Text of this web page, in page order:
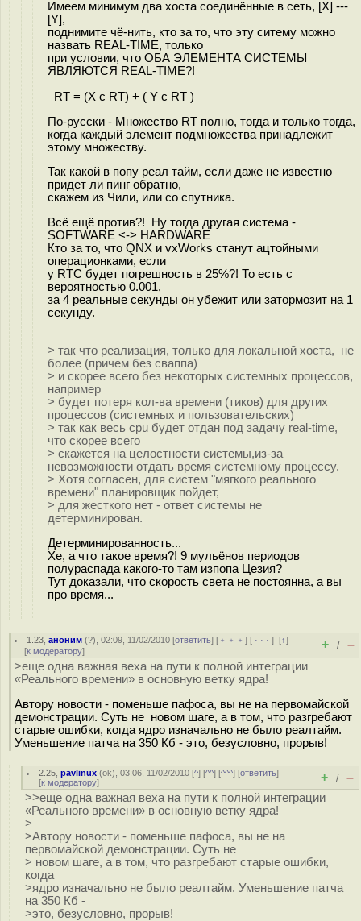
Имеем минимум два хоста соединённые в сеть, [X] ---
[Y],
поднимите чё-нить, кто за то, что эту ситему можно
назвать REAL-TIME, только
при условии, что ОБА ЭЛЕМЕНТА СИСТЕМЫ
ЯВЛЯЮТСЯ REAL-TIME?!
RT = (X c RT) + ( Y c RT )
По-русски - Множество RT полно, тогда и только тогда,
когда каждый элемент подмножества принадлежит
этому множеству.
Так какой в попу реал тайм, если даже не известно
придет ли пинг обратно,
скажем из Чили, или со спутника.
Всё ещё против?! Ну тогда другая система -
SOFTWARE <-> HARDWARE
Кто за то, что QNX и vxWorks станут ацтойными
операционками, если
у RTC будет погрешность в 25%?! То есть с
вероятностью 0.001,
за 4 реальные секунды он убежит или затормозит на 1
секунду.
> так что реализация, только для локальной хоста, не
более (причем без сваппа)
> и скорее всего без некоторых системных процессов,
например
> будет потеря кол-ва времени (тиков) для других
процессов (системных и пользовательских)
> так как весь cpu будет отдан под задачу real-time,
что скорее всего
> скажется на целостности системы,из-за
невозможности отдать время системному процессу.
> Хотя согласен, для систем "мягкого реального
времени" планировщик пойдет,
> для жесткого нет - ответ системы не
детерминирован.
Детерминированность...
Хе, а что такое время?! 9 мульёнов периодов
полураспада какого-то там изпопа Цезия?
Тут доказали, что скорость света не постоянна, а вы
про время...
1.23 ,аноним (?), 02:09, 11/02/2010 [ответить] [ ﹢﹢﹢] [ · · ·][↑]
[к модератору] + / –
>еще одна важная веха на пути к полной интеграции
«Реального времени» в основную ветку ядра!
Автору новости - поменьше пафоса, вы не на первомайской
демонстрации. Суть не новом шаге, а в том, что разгребают
старые ошибки, когда ядро изначально не было реалтайм.
Уменьшение патча на 350 Кб - это, безусловно, прорыв!
2.25 ,pavlinux (ok), 03:06, 11/02/2010 [^] [^^] [^^^] [ответить]
[к модератору] + / –
>>еще одна важная веха на пути к полной интеграции
«Реального времени» в основную ветку ядра!
>
>Автору новости - поменьше пафоса, вы не на
первомайской демонстрации. Суть не
> новом шаге, а в том, что разгребают старые ошибки,
когда
>ядро изначально не было реалтайм. Уменьшение патча
на 350 Кб -
>это, безусловно, прорыв!